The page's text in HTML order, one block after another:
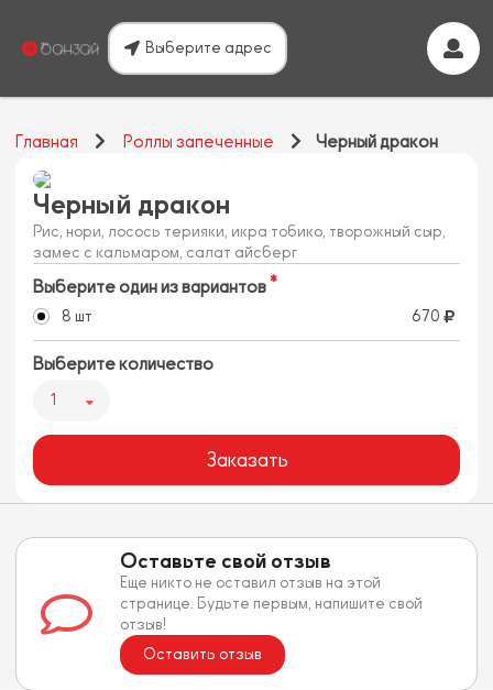
Выберите адрес
Главная Роллы запеченные Черный дракон
Черный дракон
Рис, нори, лосось терияки, икра тобико, творожный сыр,
замес с кальмаром, салат айсберг
Выберите один из вариантов
8 шт 670
Выберите количество
1
Заказать
Оставьте свой отзыв
Еще никто не оставил отзыв на этой
странице. Будьте первым, напишите свой
отзыв!
Оставить отзыв